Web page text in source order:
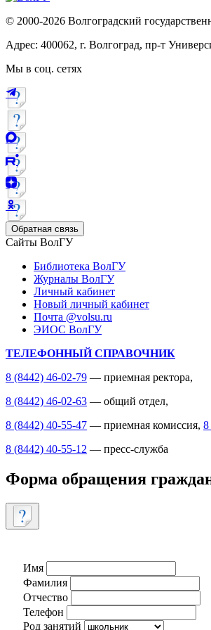
© 2000-2026 Волгоградский
Адрес: 400062, г. Волгоград, пр-т
Мы в соц. сетях
Обратная связь
Сайты ВолГУ
Библиотека ВолГУ
Журналы ВолГУ
Личный кабинет
Новый личный кабинет
Почта @volsu.ru
ЭИОС ВолГУ
ТЕЛЕФОННЫЙ СПРАВОЧНИК
8 (8442) 46-02-79 — приемная ректора,
8 (8442) 46-02-63 — общий отдел,
8 (8442) 40-55-47 — приемная комиссия, 8
8 (8442) 40-55-12 — пресс-служба
Форма обращения
Имя
Фамилия
Отчество
Телефон
Род занятий